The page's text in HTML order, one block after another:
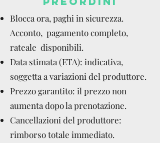
Blocca ora, paghi in sicurezza.
Acconto, pagamento completo,
rateale disponibili.
Data stimata (ETA): indicativa,
soggetta a variazioni del produttore.
Prezzo garantito: il prezzo non
aumenta dopo la prenotazione.
Cancellazioni del produttore:
rimborso totale immediato.